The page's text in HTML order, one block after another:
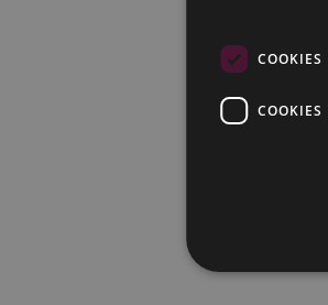
COOKIES
COOKIES